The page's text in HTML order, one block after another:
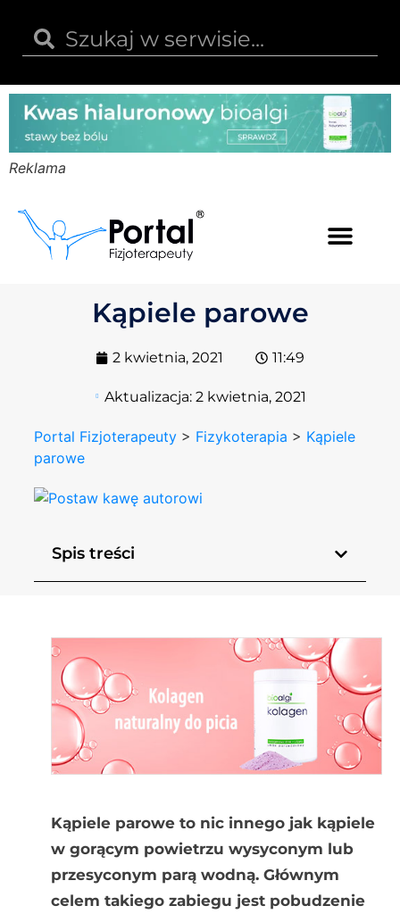
Reklama
Kąpiele parowe
2 kwietnia, 2021 11:49
Aktualizacja: 2 kwietnia, 2021
Portal Fizjoterapeuty > Fizykoterapia > Kąpiele
parowe
Spis treści
Kąpiele parowe to nic innego jak kąpiele
w gorącym powietrzu wysyconym lub
przesyconym parą wodną. Głównym
celem takiego zabiegu jest pobudzenie